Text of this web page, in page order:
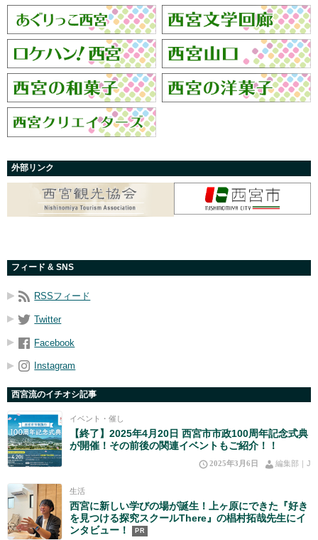
外部リンク
フィード & SNS
RSSフィード
Twitter
Facebook
Instagram
西宮流のイチオシ記事
イベント・催し
【終了】2025年4月20日 西宮市市政100周年記念式典
が開催！その前後の関連イベントもご紹介！！
2025年3月6日 編集部｜J
生活
西宮に新しい学びの場が誕生！上ヶ原にできた『好き
を見つける探究スクールThere』の椙村拓哉先生にイ
ンタビュー！
PR